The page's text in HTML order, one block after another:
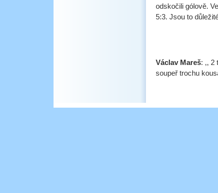
odskočili gólově.
5:3. Jsou to
Václav Mareš: ,, 2
soupeř trochu